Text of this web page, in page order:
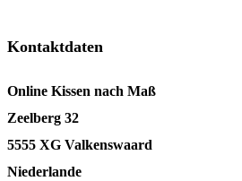
Kontaktdaten
Online Kissen nach Maß
Zeelberg 32
5555 XG Valkenswaard
Niederlande